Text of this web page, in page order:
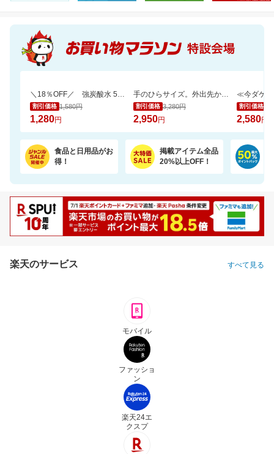
＼18％OFF／ 強炭酸水 500ml×24本 富士山の天然水使用！ラベルレスでゴミ捨ても楽
割引価格 1,580円
1,280円
手のひらサイズ。外出先からスマホで家族やペットを見守れるカメラ WTW-W3
割引価格 3,280円
2,950円
割引価格
2,580円
食品と日用品がお
得！
掲載アイテム全品
20%以上OFF！
楽天のサービス すべて見る
モバイル
ファッショ
ン
楽天24エ
クスプ